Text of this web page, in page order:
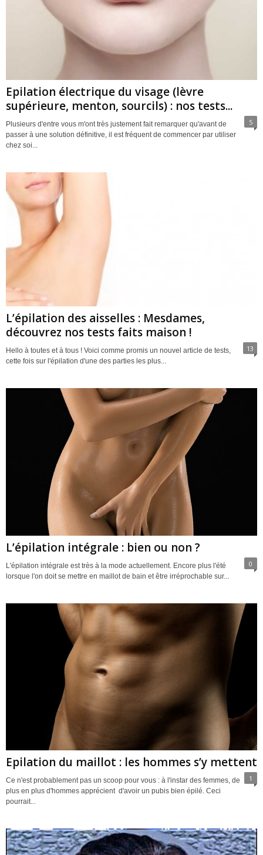
Epilation électrique du visage (lèvre
supérieure, menton, sourcils) : nos tests...
5
Plusieurs d'entre vous m'ont très justement fait remarquer qu'avant de
passer à une solution définitive, il est fréquent de commencer par utiliser
chez soi...
L’épilation des aisselles : Mesdames,
découvrez nos tests faits maison !
13
Hello à toutes et à tous ! Voici comme promis un nouvel article de tests,
cette fois sur l'épilation d'une des parties les plus...
L’épilation intégrale : bien ou non ?
0
L'épilation intégrale est très à la mode actuellement. Encore plus l'été
lorsque l'on doit se mettre en maillot de bain et être irréprochable sur...
Epilation du maillot : les hommes s’y mettent
1
Ce n'est probablement pas un scoop pour vous : à l'instar des femmes, de
plus en plus d'hommes apprécient d'avoir un pubis bien épilé. Ceci
pourrait...